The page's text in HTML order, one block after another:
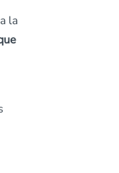
la